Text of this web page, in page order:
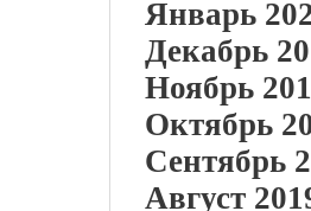
Январь
Декабрь
Ноябрь
Октябрь
Сентябрь
Август